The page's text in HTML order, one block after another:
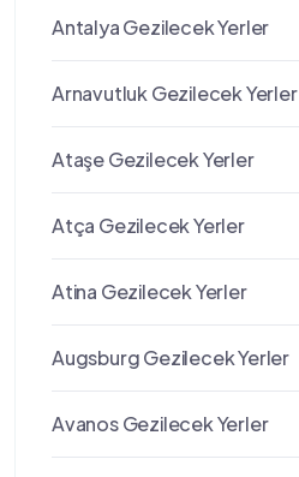
Antalya Gezilecek Yerler
Arnavutluk Gezilecek Yerler
Ataşe Gezilecek Yerler
Atça Gezilecek Yerler
Atina Gezilecek Yerler
Augsburg Gezilecek Yerler
Avanos Gezilecek Yerler